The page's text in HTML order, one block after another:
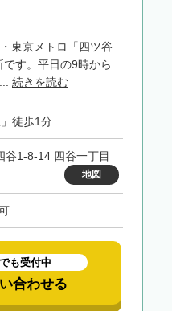
東京メトロ「四ツ谷
す。平日の9時から
続きを読む
徒歩1分
谷1-8-14 四谷一丁目
地図
も受付中
合わせる